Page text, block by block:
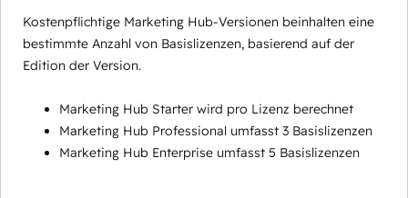
Kostenpflichtige Marketing Hub-Versionen beinhalten eine
bestimmte Anzahl von Basislizenzen, basierend auf der
Edition der Version.
Marketing Hub Starter wird pro Lizenz berechnet
Marketing Hub Professional umfasst 3 Basislizenzen
Marketing Hub Enterprise umfasst 5 Basislizenzen